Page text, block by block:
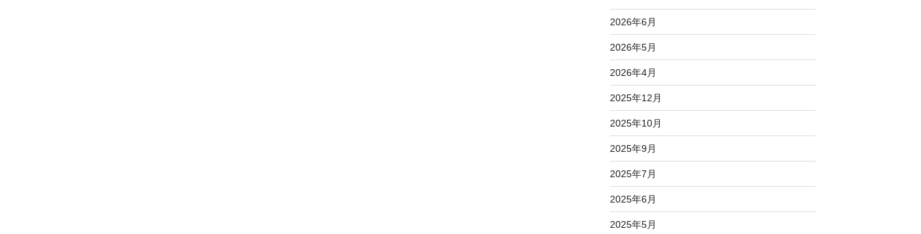
2026年6月
2026年5月
2026年4月
2025年12月
2025年10月
2025年9月
2025年7月
2025年6月
2025年5月